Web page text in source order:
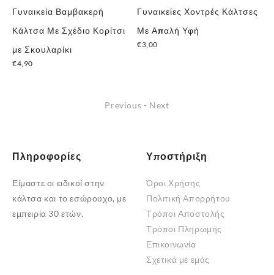
Γυναικεία Βαμβακερή
Κάλτσα Με Σχέδιο Κορίτσι
με Σκουλαρίκι
€4,90
Γυναικείες Χοντρές Κάλτσες
Με Απαλή Υφή
€3,00
Previous - Next
Πληροφορίες
Είμαστε οι ειδικοί στην
κάλτσα και το εσώρουχο, με
εμπειρία 30 ετών.
Υποστήριξη
Όροι Χρήσης
Πολιτική Απορρήτου
Τρόποι Αποστολής
Τρόποι Πληρωμής
Επικοινωνία
Σχετικά με εμάς